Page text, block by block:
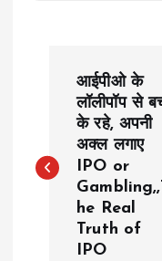
s
आईपीओ के
लॉलीपॉप से
के रहे, अपनी
अक्ल लगाए
IPO or
he Real
Truth of
IPO